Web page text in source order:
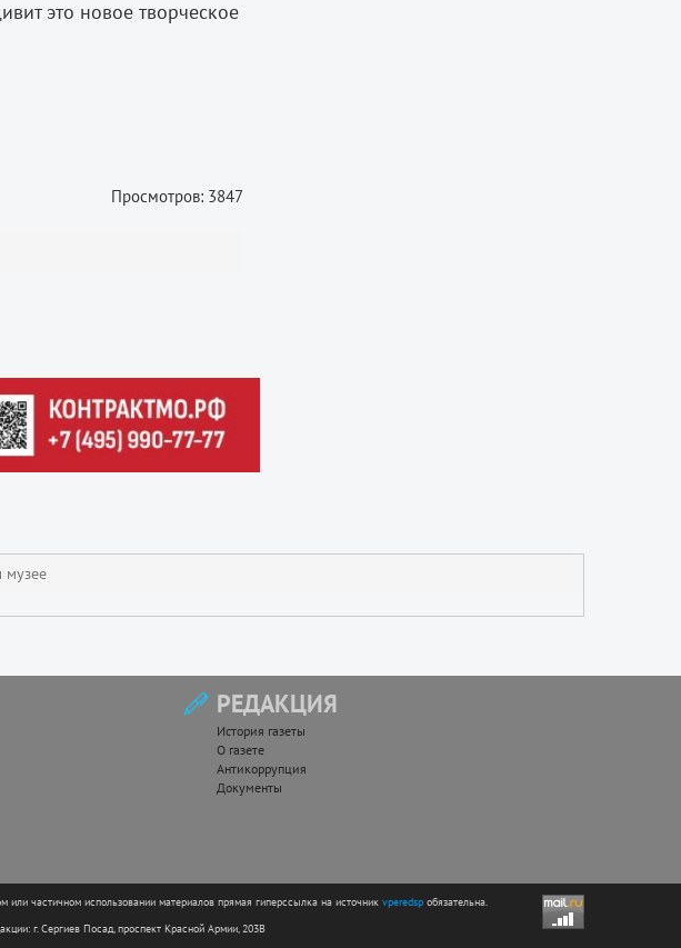
это новое творческое
Просмотров: 3847
РЕДАКЦИЯ
История газеты
О газете
Антикоррупция
Документы
или частичном использовании материалов прямая гиперссылка на источник vperedsp обязательна.
г. Сергиев Посад, проспект Красной Армии, 203В